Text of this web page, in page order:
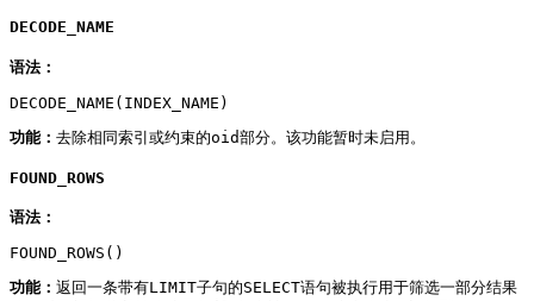
DECODE_NAME
语法：
DECODE_NAME(INDEX_NAME)
功能： 去除相同索引或约束的oid部分。该功能暂时未启用。
FOUND_ROWS
语法：
FOUND_ROWS()
功能： 返回一条带有LIMIT子句的SELECT语句被执行用于筛选一部分结果